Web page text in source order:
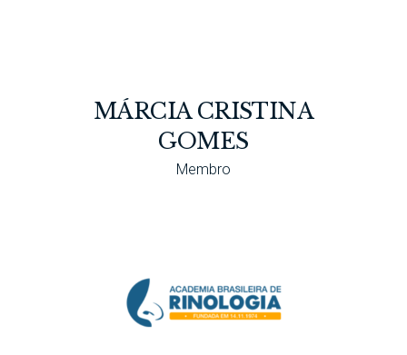
MÁRCIA CRISTINA
GOMES
Membro